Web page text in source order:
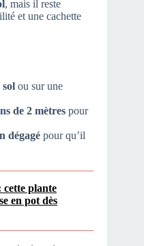
, mais il reste
et une cachette
sol ou sur une
de 2 mètres pour
dégagé pour qu’il
plante
en pot dès